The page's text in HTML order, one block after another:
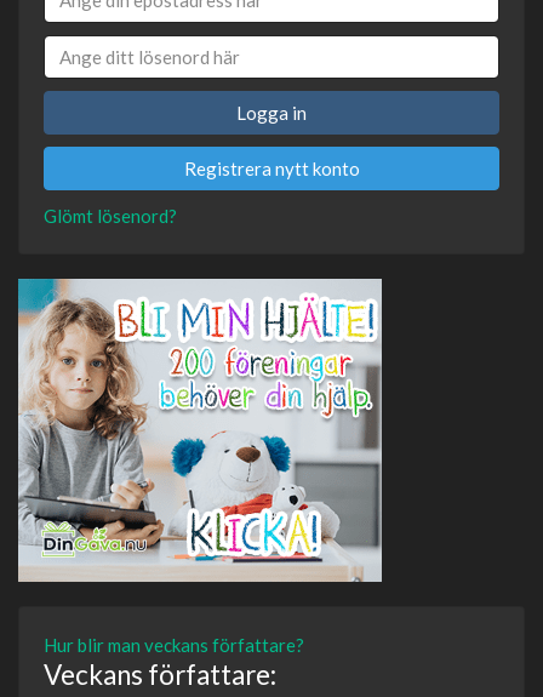
Logga in
Registrera nytt konto
Glömt lösenord?
Hur blir man veckans författare?
Veckans författare: